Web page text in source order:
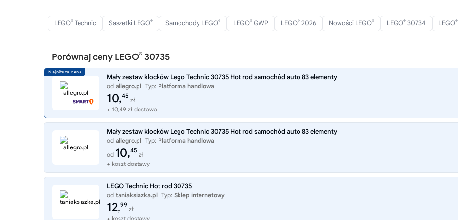
LEGO® Technic Saszetki LEGO® Samochody LEGO® LEGO® GWP LEGO® 2026 Nowości LEGO® LEGO® 30734 LEGO®
Porównaj ceny LEGO® 30735
Mały zestaw klocków Lego Technic 30735 Hot rod samochód auto 83 elementy
od allegro.pl Typ: Platforma handlowa
10,45
zł
+ 10,49 zł dostawa
Mały zestaw klocków Lego Technic 30735 Hot rod samochód auto 83 elementy
od allegro.pl Typ: Platforma handlowa
od 10,45
zł
+ koszt dostawy
LEGO Technic Hot rod 30735
od taniaksiazka.pl Typ: Sklep internetowy
12,99
zł
+ koszt dostawy